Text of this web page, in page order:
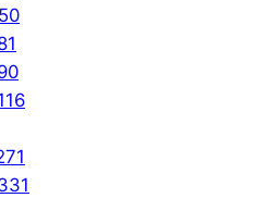
0
1
0
16
71
31